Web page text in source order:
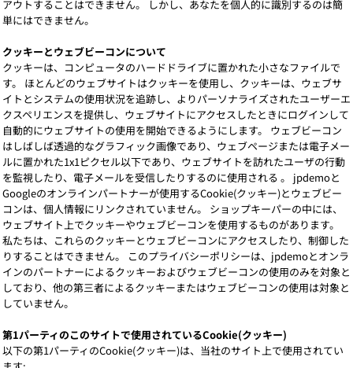
アウトすることはできません。 しかし、あなたを個人的に識別するのは簡
単にはできません。
クッキーとウェブビーコンについて
クッキーは、コンピュータのハードドライブに置かれた小さなファイルで
す。 ほとんどのウェブサイトはクッキーを使用し、クッキーは、ウェブサ
イトとシステムの使用状況を追跡し、よりパーソナライズされたユーザーエ
クスペリエンスを提供し、ウェブサイトにアクセスしたときにログインして
自動的にウェブサイトの使用を開始できるようにします。 ウェブビーコン
はしばしば透過的なグラフィック画像であり、ウェブページまたは電子メー
ルに置かれた1x1ピクセル以下であり、ウェブサイトを訪れたユーザの行動
を監視したり、電子メールを受信したりするのに使用される 。 jpdemoと
Googleのオンラインパートナーが使用するCookie(クッキー)とウェブビー
コンは、個人情報にリンクされていません。 ショップキーパーの中には、
ウェブサイト上でクッキーやウェブビーコンを使用するものがあります。
私たちは、これらのクッキーとウェブビーコンにアクセスしたり、制御した
りすることはできません。 このプライバシーポリシーは、jpdemoとオンラ
インのパートナーによるクッキーおよびウェブビーコンの使用のみを対象と
しており、他の第三者によるクッキーまたはウェブビーコンの使用は対象と
していません。
第1パーティのこのサイトで使用されているCookie(クッキー)
以下の第1パーティのCookie(クッキー)は、当社のサイト上で使用されてい